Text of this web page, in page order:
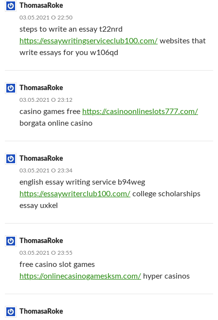
ThomasaRoke
03.05.2021 О 22:50
steps to write an essay t22nrd
https://essaywritingserviceclub100.com/ websites that
write essays for you w106qd
ThomasaRoke
03.05.2021 О 23:12
casino games free https://casinoonlineslots777.com/
borgata online casino
ThomasaRoke
03.05.2021 О 23:34
english essay writing service b94weg
https://essaywriterclub100.com/ college scholarships
essay uxkel
ThomasaRoke
03.05.2021 О 23:55
free casino slot games
https://onlinecasinogamesksm.com/ hyper casinos
ThomasaRoke